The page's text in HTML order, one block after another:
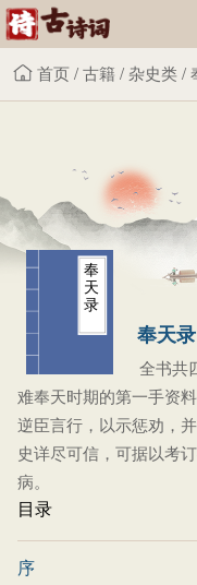
首页/古籍 / 杂史类/
奉
天
录
奉天录
全书共
难奉天时期的第一手资
逆臣言行，以示惩劝，
史详尽可信，可据以考
病。
目录
序